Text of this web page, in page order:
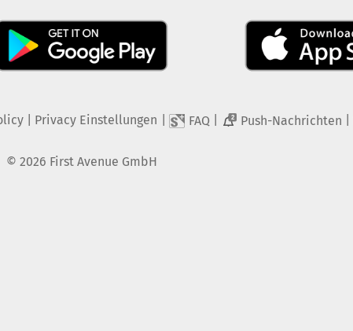
| Privacy Einstellungen FAQ 2 Push-Nachrichten
© 2026 First Avenue GmbH